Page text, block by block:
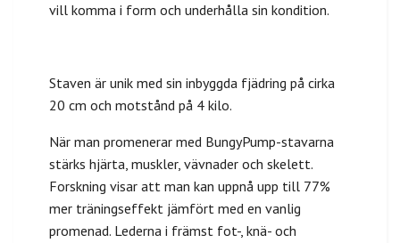
vill komma i form och underhålla sin kondition.
Staven är unik med sin inbyggda fjädring på cirka
20 cm och motstånd på 4 kilo.
När man promenerar med BungyPump-stavarna
stärks hjärta, muskler, vävnader och skelett.
Forskning visar att man kan uppnå upp till 77%
mer träningseffekt jämfört med en vanlig
promenad. Lederna i främst fot-, knä- och